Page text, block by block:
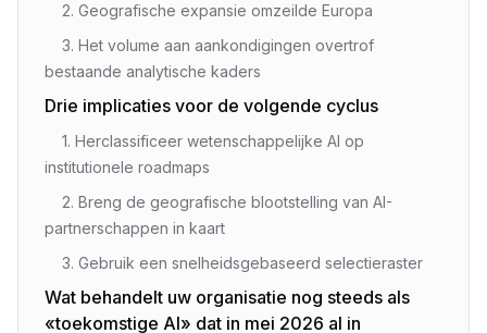
2. Geografische expansie omzeilde Europa
3. Het volume aan aankondigingen overtrof
bestaande analytische kaders
Drie implicaties voor de volgende cyclus
1. Herclassificeer wetenschappelijke AI op
institutionele roadmaps
2. Breng de geografische blootstelling van AI-
partnerschappen in kaart
3. Gebruik een snelheidsgebaseerd selectieraster
Wat behandelt uw organisatie nog steeds als
«toekomstige AI» dat in mei 2026 al in